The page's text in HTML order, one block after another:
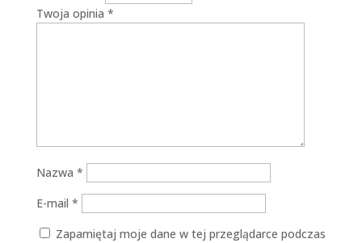
Twoja opinia *
Nazwa *
E-mail *
Zapamiętaj moje dane w tej przeglądarce podczas